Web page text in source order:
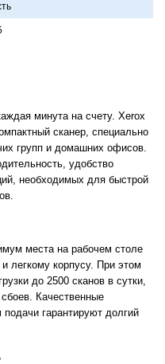
минута на счету. Xerox
сканер, специально
групп и домашних офисов.
удобство
необходимых для быстрой
места на рабочем столе
легкому корпусу. При этом
до 2500 сканов в сутки,
Качественные
гарантируют долгий